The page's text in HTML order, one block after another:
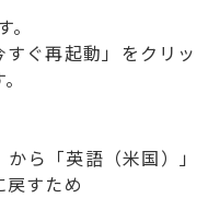
ぐ再起動」をクリッ
。
ら「英語（米国）」
すため